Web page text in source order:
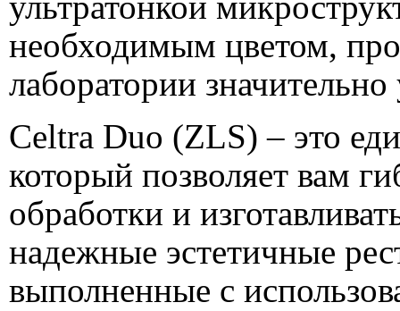
необходимым цветом,
лаборатории
Celtra Duo (ZLS) – это
который позволяет вам
обработки и
надежные эстетичные
выполненные с